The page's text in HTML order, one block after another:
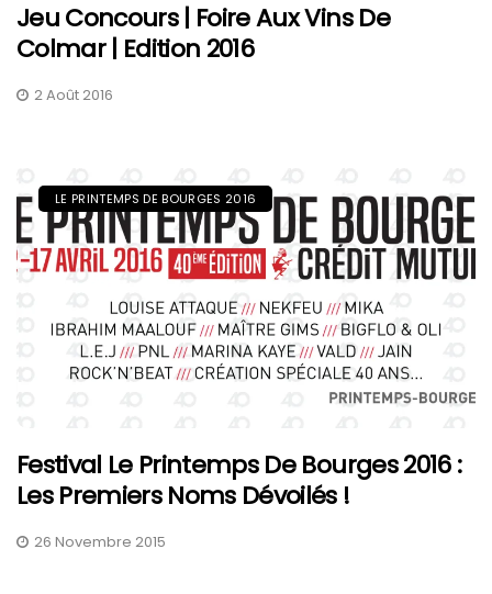
Jeu Concours | Foire Aux Vins De
Colmar | Edition 2016
2 Août 2016
LE PRINTEMPS DE BOURGES 2016
Festival Le Printemps De Bourges 2016 :
Les Premiers Noms Dévoilés !
26 Novembre 2015